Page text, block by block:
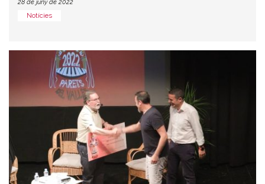
28 de juny de 2022
Notícies